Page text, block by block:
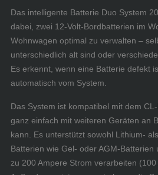
Das intelligente Batterie Duo System
dabei, zwei 12-Volt-Bordbatterien im
Wohnwagen optimal zu verwalten –
unterschiedlich alt sind oder
Es erkennt, wenn eine Batterie defekt
automatisch vom System.
Das System ist kompatibel mit dem
ganz einfach mit weiteren Geräten an
kann. Es unterstützt sowohl Lithium-
Batterien wie Gel- oder AGM-Batterien
zu 200 Ampere Strom verarbeiten